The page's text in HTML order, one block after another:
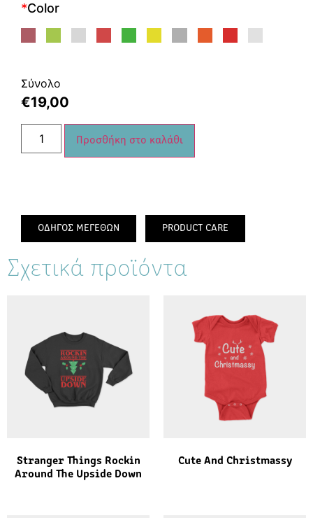
*Color
Σύνολο
€19,00
Προσθήκη στο καλάθι
ΟΔΗΓΟΣ ΜΕΓΕΘΩΝ PRODUCT CARE
Σχετικά προϊόντα
Stranger Things Rockin
Around The Upside Down
Cute And Christmassy